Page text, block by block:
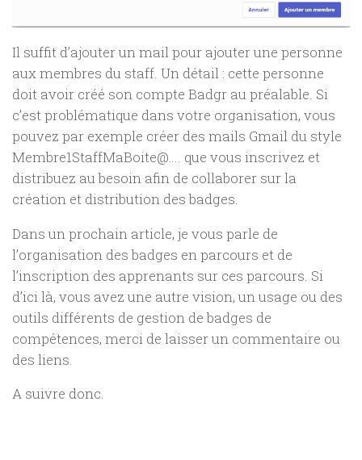
Il suffit d’ajouter un mail pour ajouter une personne
aux membres du staff. Un détail : cette personne
doit avoir créé son compte Badgr au préalable. Si
c’est problématique dans votre organisation, vous
pouvez par exemple créer des mails Gmail du style
Membre1StaffMaBoite@…. que vous inscrivez et
distribuez au besoin afin de collaborer sur la
création et distribution des badges.
Dans un prochain article, je vous parle de
l’organisation des badges en parcours et de
l’inscription des apprenants sur ces parcours. Si
d’ici là, vous avez une autre vision, un usage ou des
outils différents de gestion de badges de
compétences, merci de laisser un commentaire ou
des liens.
A suivre donc.